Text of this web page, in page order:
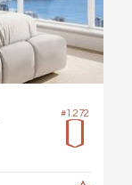
#1.272